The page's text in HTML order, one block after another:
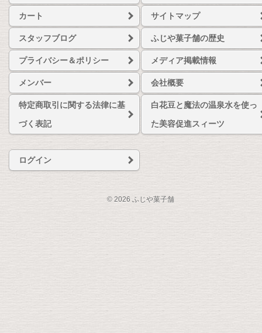
カート サイトマップ
スタッフブログ ふじや菓子舗の歴史
プライバシー＆ポリシー メディア掲載情報
メンバー 会社概要
特定商取引に関する法律に基
づく表記
白花豆と魔法の温泉水を使っ
た美容促進スィーツ
ログイン
© 2026 ふじや菓子舗